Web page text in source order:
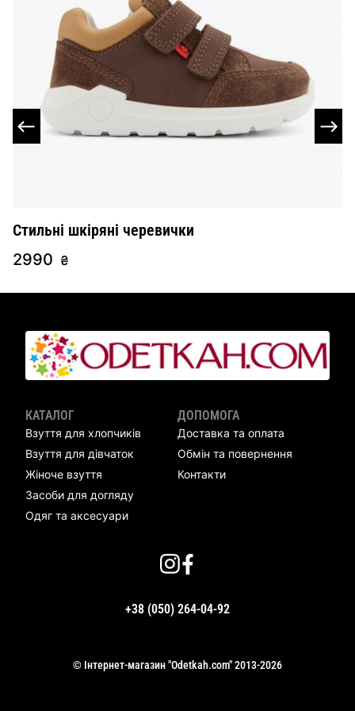
Стильні шкіряні черевички
2990 ₴
КАТАЛОГ
Взуття для хлопчиків
Взуття для дівчаток
Жіноче взуття
Засоби для догляду
Одяг та аксесуари
ДОПОМОГА
Доставка та оплата
Обмін та повернення
Контакти
+38 (050) 264-04-92
© Інтернет-магазин "Odetkah.com" 2013-2026